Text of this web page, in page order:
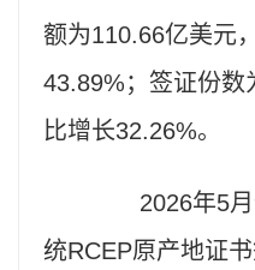
额为110.66亿美元
43.89%；签证份数
比增长32.26%。
2026年5月
统RCEP原产地证